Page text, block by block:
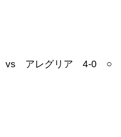
vs アレグリア 4-0 ○